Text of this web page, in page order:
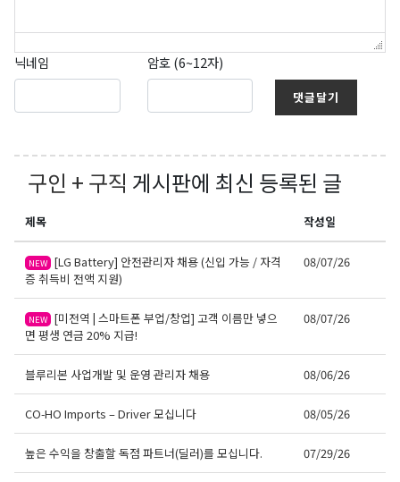
닉네임 암호 (6~12자)
댓글달기
구인 + 구직 게시판에 최신 등록된 글
제목 작성일
NEW [LG Battery] 안전관리자 채용 (신입 가능 / 자격
증 취득비 전액 지원)
08/07/26
NEW [미전역 | 스마트폰 부업/창업] 고객 이름만 넣으
면 평생 연금 20% 지급!
08/07/26
블루리본 사업개발 및 운영 관리자 채용 08/06/26
CO-HO Imports – Driver 모십니다 08/05/26
높은 수익을 창출할 독점 파트너(딜러)를 모십니다. 07/29/26